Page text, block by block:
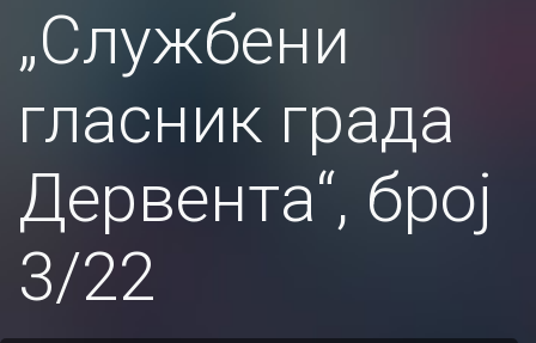
„Службени
гласник града
Дервента“, број
3/22